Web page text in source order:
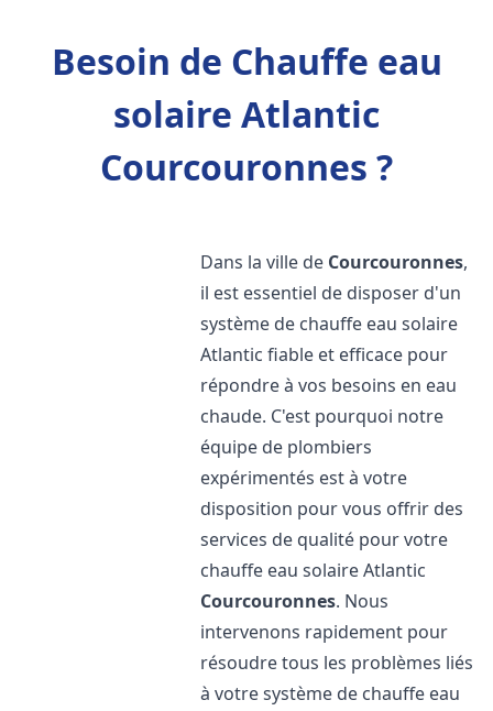
Besoin de Chauffe eau
solaire Atlantic
Courcouronnes ?
Dans la ville de Courcouronnes,
il est essentiel de disposer d'un
système de chauffe eau solaire
Atlantic fiable et efficace pour
répondre à vos besoins en eau
chaude. C'est pourquoi notre
équipe de plombiers
expérimentés est à votre
disposition pour vous offrir des
services de qualité pour votre
chauffe eau solaire Atlantic
Courcouronnes. Nous
intervenons rapidement pour
résoudre tous les problèmes liés
à votre système de chauffe eau